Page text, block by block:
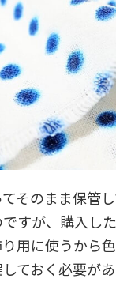
そのまま保管
すが、購入し
用に使うから
ておく必要があ